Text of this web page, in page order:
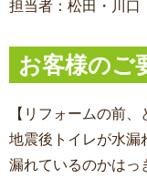
担当者：松田・川口
お客様のご
【リフォームの前
地震後トイレが水漏
漏れているのかはっ